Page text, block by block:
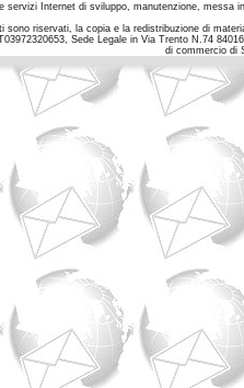
servizi Internet di sviluppo, manutenzione, messa
riservati, la copia e la redistribuzione di
Sede Legale in Via Trento N.74
di commercio di